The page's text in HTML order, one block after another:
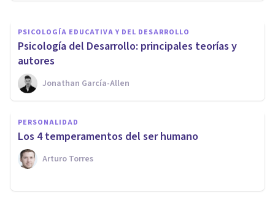
PSICOLOGÍA EDUCATIVA Y DEL DESARROLLO
Psicología del Desarrollo: principales teorías y
autores
Jonathan García-Allen
PERSONALIDAD
Los 4 temperamentos del ser humano
Arturo Torres